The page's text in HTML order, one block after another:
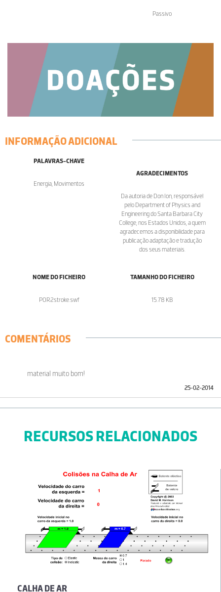
Passivo
INFORMAÇÃO ADICIONAL
PALAVRAS-CHAVE
Energia, Movimentos
AGRADECIMENTOS
Da autoria de Don Ion, responsável
pelo Department of Physics and
Engineering do Santa Barbara City
College, nos Estados Unidos, a quem
agradecemos a disponibilidade para
publicação adaptação e tradução
dos seus materiais.
NOME DO FICHEIRO
POR2stroke.swf
TAMANHO DO FICHEIRO
15.78 KB
COMENTÁRIOS
material muito bom!
25-02-2014
RECURSOS RELACIONADOS
CALHA DE AR